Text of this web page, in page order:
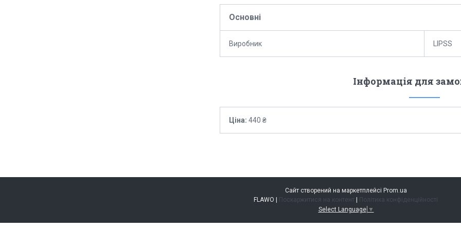
Основні
Виробник LIPSS
Інформація для
Ціна: 440 ₴
Сайт створений на маркетплейсі Prom.ua
Поскаржитися на контент
Політика конфіденційності
Select Language ▼